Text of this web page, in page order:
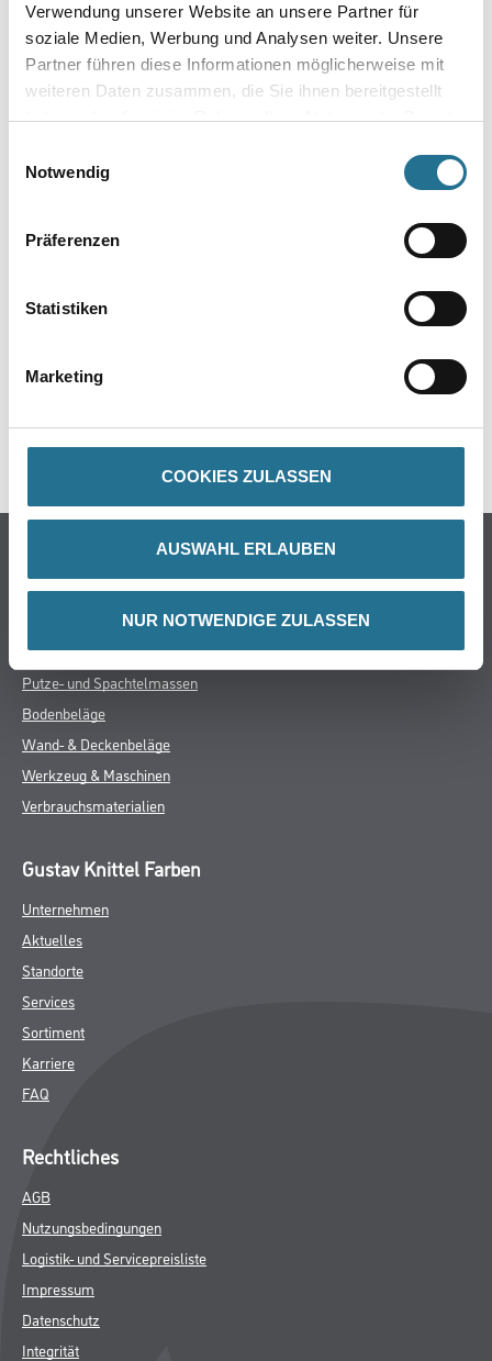
Verwendung unserer Website an unsere Partner für
soziale Medien, Werbung und Analysen weiter. Unsere
Partner führen diese Informationen möglicherweise mit
weiteren Daten zusammen, die Sie ihnen bereitgestellt
haben oder die sie im Rahmen Ihrer Nutzung der Dienste
Notwendig
Präferenzen
Statistiken
Marketing
COOKIES ZULASSEN
AUSWAHL ERLAUBEN
NUR NOTWENDIGE ZULASSEN
- Gesamtdicke: 2,80 mm
- Nutzschichtdicke: 0,35 mm
- Bahnenbreite: 200 + 300 + 400 cm
- Rollenlänge: ca. 25 m
- Oberflächenvergütung: PUR
- Brandverhalten: Cfl-s1
- Trittschallverbesserung: 19 db
SPEZIFIKATIONEN
Farbe
Trockenbau
Putze- und Spachtelmassen
Bodenbeläge
Wand- & Deckenbeläge
Werkzeug & Maschinen
Verbrauchsmaterialien
Gustav Knittel Farben
Unternehmen
Aktuelles
Standorte
Services
Sortiment
Karriere
FAQ
Rechtliches
AGB
Nutzungsbedingungen
Logistik- und Servicepreisliste
Impressum
Datenschutz
Integrität